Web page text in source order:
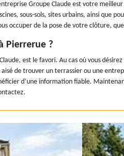
Groupe Claude est votre
sous-sols, sites urbains, ainsi que
occuper de la pose de votre clôture,
Pierrerue ?
est le favori. Au cas où vous
de trouver un terrassier ou une
d’une information fiable.